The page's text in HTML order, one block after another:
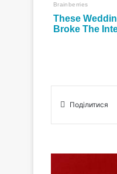
Поділитися